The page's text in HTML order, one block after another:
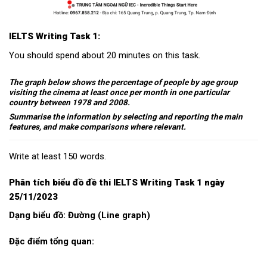
IELTS Writing Task 1:
You should spend about 20 minutes on this task.
The graph below shows the percentage of people by age group
visiting the cinema at least once per month in one particular
country between 1978 and 2008.
Summarise the information by selecting and reporting the main
features, and make comparisons where relevant.
Write at least 150 words.
Phân tích biểu đồ đề thi IELTS Writing Task 1 ngày
25/11/2023
Dạng biểu đồ: Đường (Line graph)
Đặc điểm tổng quan: